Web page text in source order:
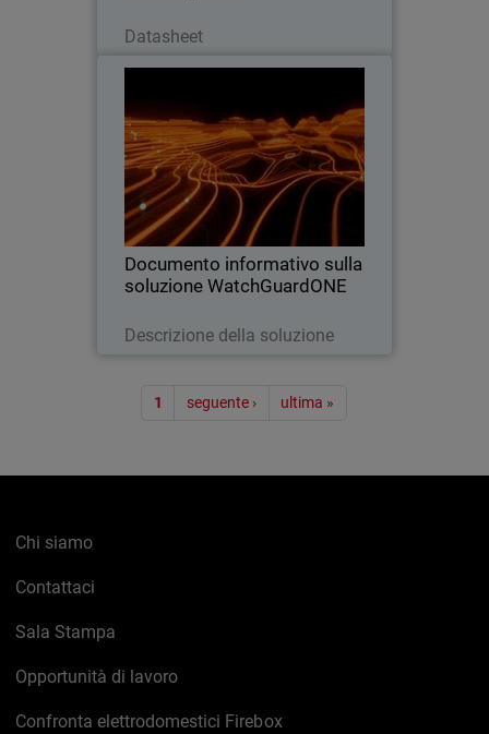
Datasheet
Documento informativo sulla
soluzione WatchGuardONE
Descrizione della soluzione
soluzione WatchGuardONE
Body
Scopri come il programma per i partner
di canale di WatchGuard può
incrementare la redditività e l'efficienza
attraverso il coinvolgimento e la
formazione.
Paginazione
1 seguente › ultima »
Chi siamo
Contattaci
Sala Stampa
Opportunità di lavoro
Confronta elettrodomestici Firebox